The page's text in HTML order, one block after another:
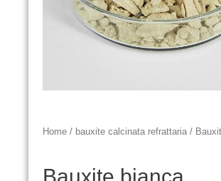
Home / bauxite calcinata refrattaria /
Bauxite bianca